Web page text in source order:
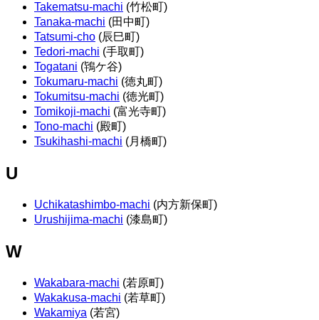
Takematsu-machi (竹松町)
Tanaka-machi (田中町)
Tatsumi-cho (辰巳町)
Tedori-machi (手取町)
Togatani (鴇ケ谷)
Tokumaru-machi (徳丸町)
Tokumitsu-machi (徳光町)
Tomikoji-machi (富光寺町)
Tono-machi (殿町)
Tsukihashi-machi (月橋町)
U
Uchikatashimbo-machi (内方新保町)
Urushijima-machi (漆島町)
W
Wakabara-machi (若原町)
Wakakusa-machi (若草町)
Wakamiya (若宮)